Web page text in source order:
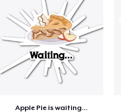
Apple Pie is waiting...